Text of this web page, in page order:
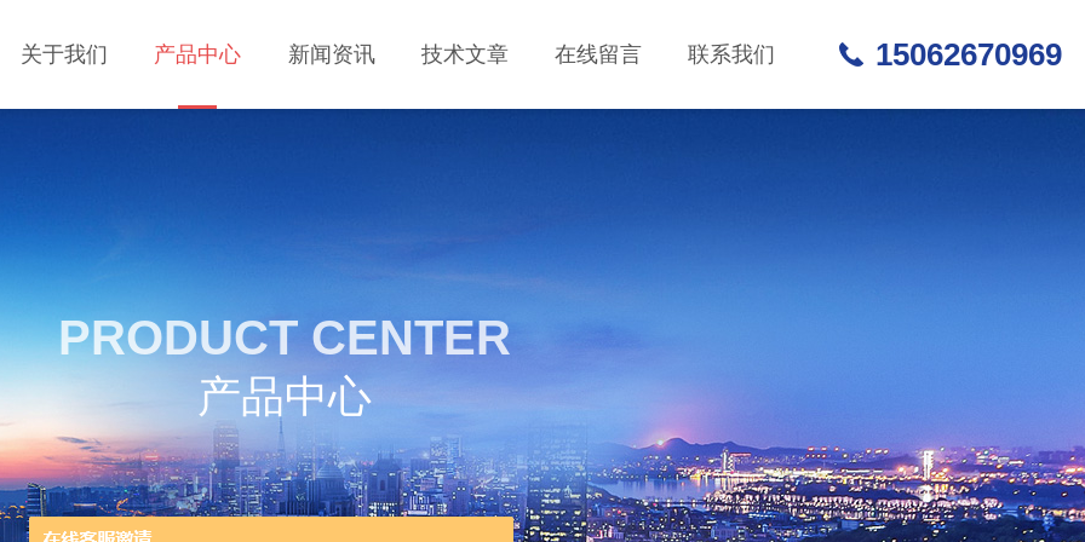
关于我们 产品中心 新闻资讯 技术文章 在线留言 联系我们 15062670969
PRODUCT CENTER
产品中心